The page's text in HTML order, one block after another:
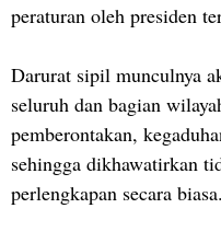
peraturan oleh presiden
Darurat sipil munculnya
seluruh dan bagian
pemberontakan,
sehingga dikhawatirkan
perlengkapan secara biasa.